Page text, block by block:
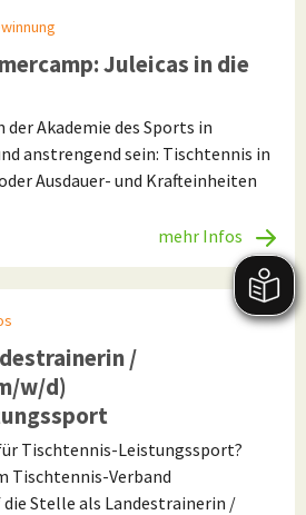
Juleicas in die
der Akademie des Sports in
anstrengend sein: Tischtennis in
Ausdauer- und Krafteinheiten
mehr Infos
/
w/d)
Tischtennis-Leistungssport?
Tischtennis-Verband
die Stelle als Landestrainerin /